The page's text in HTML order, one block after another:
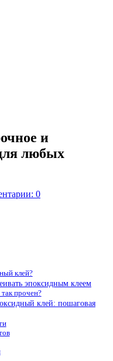
и
любых
0
клей?
эпоксидным клеем
прочен?
клей: пошаговая